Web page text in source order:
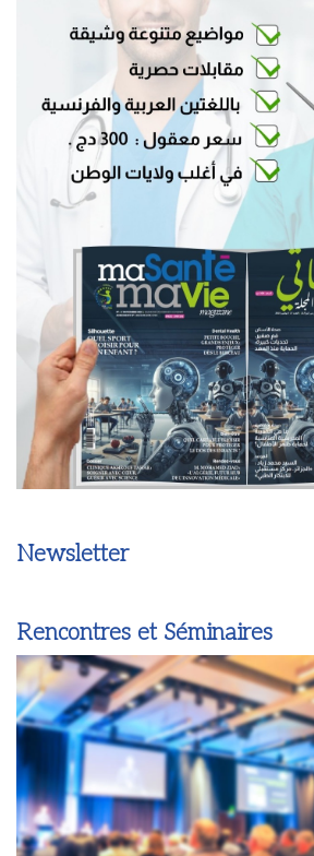
Newsletter
Rencontres et Séminaires